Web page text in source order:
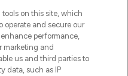
ultieme online
Europa, met de
en
200 topmerken.
app, met gratis
€40.
on this site, which
operate and secure our
performance,
marketing and
us and third parties to
data, such as IP